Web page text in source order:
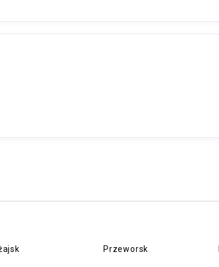
Przeworsk